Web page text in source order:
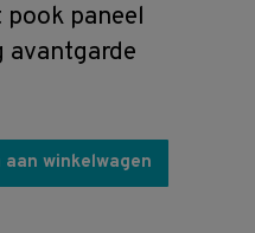
paneel
aan winkelwagen